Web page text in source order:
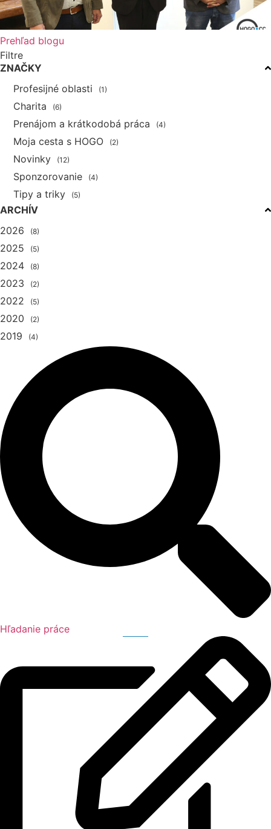
Prehľad blogu
Filtre
ZNAČKY
Profesijné oblasti
(1)
Charita (6)
Prenájom a krátkodobá práca (4)
Moja cesta s HOGO (2)
Novinky (12)
Sponzorovanie (4)
Tipy a triky (5)
ARCHÍV
2026
(8)
2025 (5)
2024 (8)
2023 (2)
2022 (5)
2020 (2)
2019 (4)
Hľadanie práce